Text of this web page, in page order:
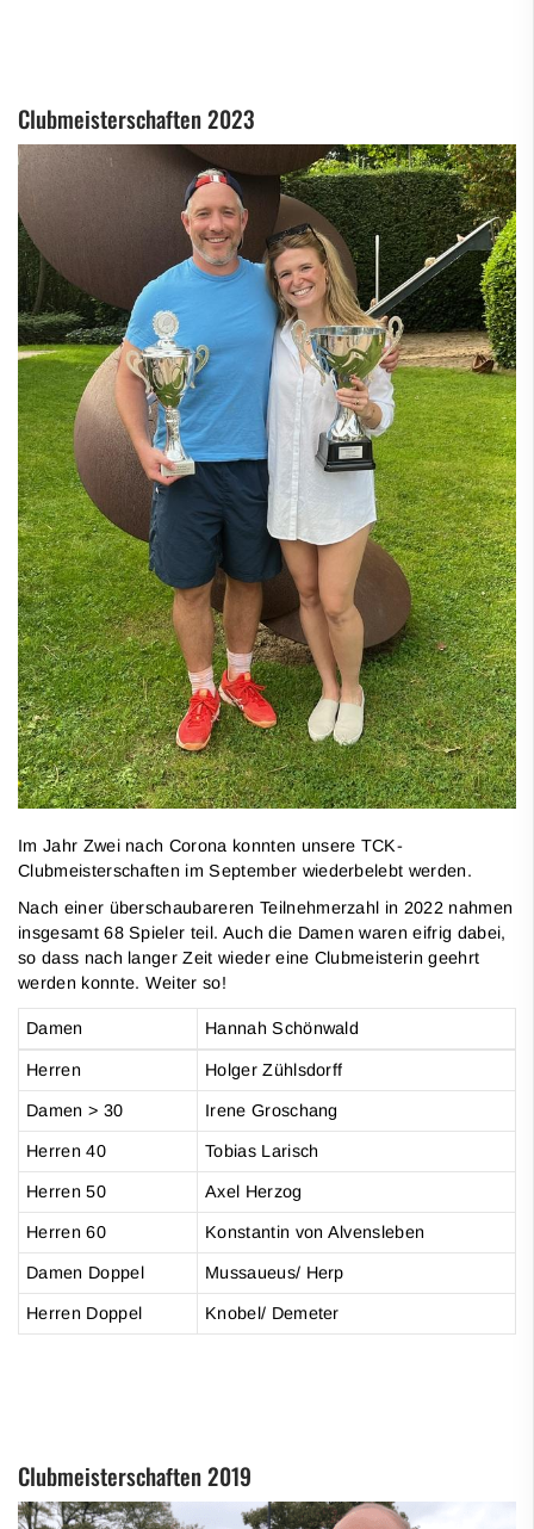
Clubmeisterschaften 2023
Im Jahr Zwei nach Corona konnten unsere TCK-
Clubmeisterschaften im September wiederbelebt werden.
Nach einer überschaubareren Teilnehmerzahl in 2022 nahmen
insgesamt 68 Spieler teil. Auch die Damen waren eifrig dabei,
so dass nach langer Zeit wieder eine Clubmeisterin geehrt
werden konnte. Weiter so!
Damen Hannah Schönwald
Herren Holger Zühlsdorff
Damen > 30 Irene Groschang
Herren 40 Tobias Larisch
Herren 50 Axel Herzog
Herren 60 Konstantin von Alvensleben
Damen Doppel Mussaueus/ Herp
Herren Doppel Knobel/ Demeter
Clubmeisterschaften 2019